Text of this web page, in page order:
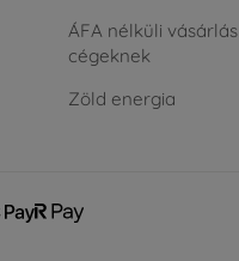
ÁFA nélküli vásárlás
cégeknek
Zöld energia